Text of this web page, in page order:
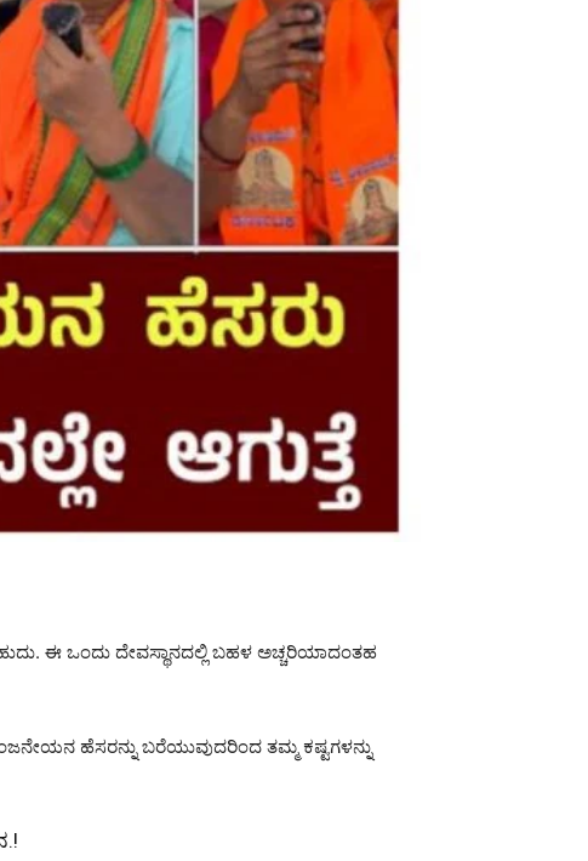
ಈ ಒಂದು ದೇವಸ್ಥಾನದಲ್ಲಿ ಬಹಳ ಅಚ್ಚರಿಯಾದಂತಹ
ಹೆಸರನ್ನು ಬರೆಯುವುದರಿಂದ ತಮ್ಮ ಕಷ್ಟಗಳನ್ನು